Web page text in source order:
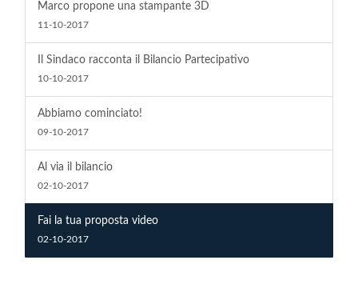
Marco propone una stampante 3D
11-10-2017
Il Sindaco racconta il Bilancio Partecipativo
10-10-2017
Abbiamo cominciato!
09-10-2017
Al via il bilancio
02-10-2017
Fai la tua proposta video
02-10-2017